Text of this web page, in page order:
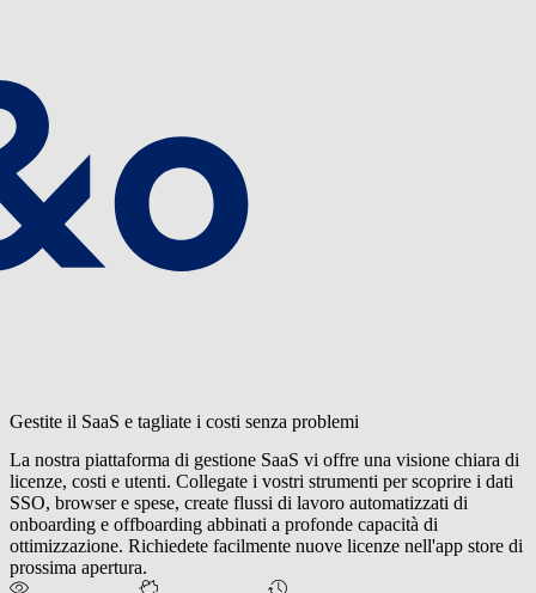
Gestite il SaaS e tagliate i costi senza problemi
La nostra piattaforma di gestione SaaS vi offre una visione chiara di
licenze, costi e utenti. Collegate i vostri strumenti per scoprire i dati
SSO, browser e spese, create flussi di lavoro automatizzati di
onboarding e offboarding abbinati a profonde capacità di
ottimizzazione. Richiedete facilmente nuove licenze nell'app store di
prossima apertura.